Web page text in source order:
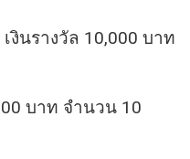
งินรางวัล 10,000 บาท
บาท จำนวน 10